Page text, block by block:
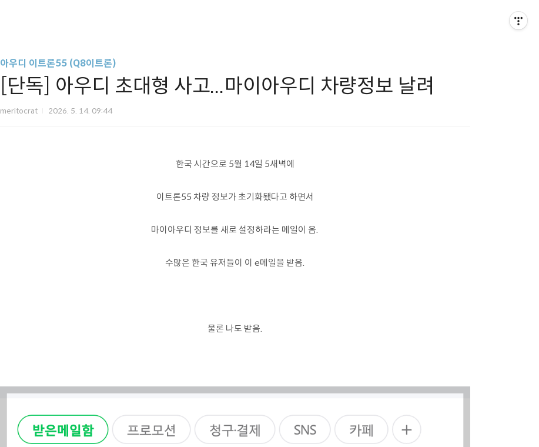
아우디 이트론55 (Q8이트론)
[단독] 아우디 초대형 사고...마이아우디 차량정보 날려
meritocrat 2026. 5. 14. 09:44
한국 시간으로 5월 14일 5새벽에
이트론55 차량 정보가 초기화됐다고 하면서
마이아우디 정보를 새로 설정하라는 메일이 옴.
수많은 한국 유저들이 이 e메일을 받음.
물론 나도 받음.